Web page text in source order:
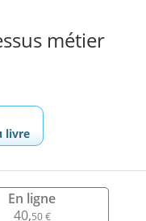
métier
livre
En ligne
40,50 €